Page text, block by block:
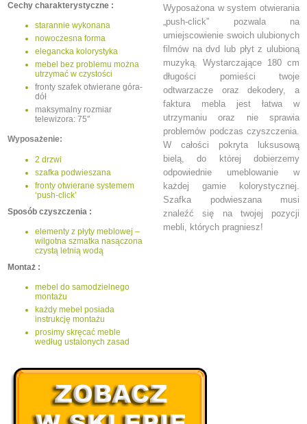
Cechy charakterystyczne :
starannie wykonana
nowoczesna forma
elegancka kolorystyka
mebel bez problemu można
utrzymać w czystości
fronty szafek otwierane góra-
dół
maksymalny rozmiar
telewizora: 75″
Wyposażenie:
2 drzwi
szafka podwieszana
fronty otwierane systemem
‘push-click’
Sposób czyszczenia :
elementy z płyty meblowej –
wilgotna szmatka nasączona
czystą letnią wodą
Montaż :
mebel do samodzielnego
montażu
każdy mebel posiada
instrukcję montażu
prosimy skręcać meble
według ustalonych zasad
Wyposażona w system otwierania
„push-click” pozwala na
umiejscowienie swoich ulubionych
filmów na dvd lub płyt z ulubioną
muzyką. Wystarczające 180 cm
długości pomieści twoje
odtwarzacze oraz dekodery, a
faktura mebla jest łatwa w
utrzymaniu oraz nie sprawia
problemów podczas czyszczenia.
W całości pokryta luksusową
bielą, do której dobierzemy
odpowiednie umeblowanie w
każdej gamie kolorystycznej.
Szafka podwieszana musi
znaleźć się na twojej pozycji
mebli, których pragniesz!